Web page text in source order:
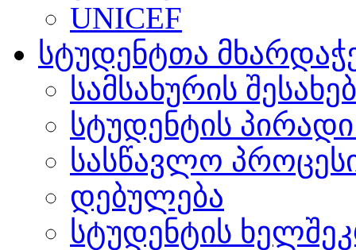
UNICEF
სტუდენტთა
სამსახურის შესახებ
სტუდენტის
სასწავლო
დებულება
სტუდენტის